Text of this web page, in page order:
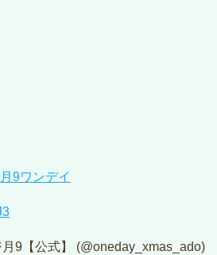
9ワンデイ
9【公式】 (@oneday_xmas_ado)